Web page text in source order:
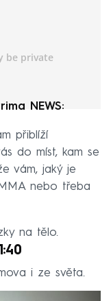
NEWS:
přiblíží
do míst, kam se
vám, jaký je
nebo třeba
na tělo.
i ze světa.